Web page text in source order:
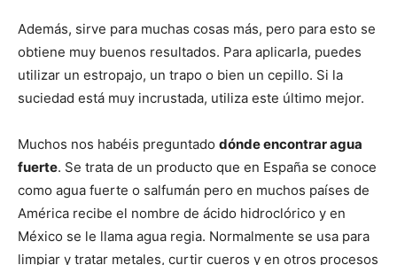
Además, sirve para muchas cosas más, pero para esto se
obtiene muy buenos resultados. Para aplicarla, puedes
utilizar un estropajo, un trapo o bien un cepillo. Si la
suciedad está muy incrustada, utiliza este último mejor.
Muchos nos habéis preguntado dónde encontrar agua
fuerte. Se trata de un producto que en España se conoce
como agua fuerte o salfumán pero en muchos países de
América recibe el nombre de ácido hidroclórico y en
México se le llama agua regia. Normalmente se usa para
limpiar y tratar metales, curtir cueros y en otros procesos